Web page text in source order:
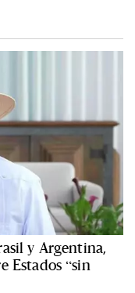
y Argentina,
Estados “sin